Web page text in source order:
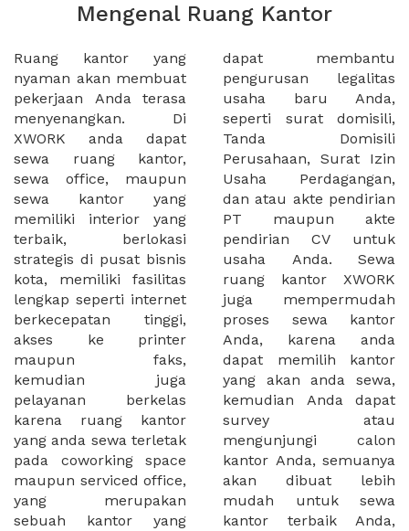
Mengenal Ruang Kantor
Ruang kantor yang
nyaman akan membuat
pekerjaan Anda terasa
menyenangkan. Di
XWORK anda dapat
sewa ruang kantor,
sewa office, maupun
sewa kantor yang
memiliki interior yang
terbaik, berlokasi
strategis di pusat bisnis
kota, memiliki fasilitas
lengkap seperti internet
berkecepatan tinggi,
akses ke printer
maupun faks,
kemudian juga
pelayanan berkelas
karena ruang kantor
yang anda sewa terletak
pada coworking space
maupun serviced office,
yang merupakan
sebuah kantor yang
dapat membantu
pengurusan legalitas
usaha baru Anda,
seperti surat domisili,
Tanda Domisili
Perusahaan, Surat Izin
Usaha Perdagangan,
dan atau akte pendirian
PT maupun akte
pendirian CV untuk
usaha Anda. Sewa
ruang kantor XWORK
juga mempermudah
proses sewa kantor
Anda, karena anda
dapat memilih kantor
yang akan anda sewa,
kemudian Anda dapat
survey atau
mengunjungi calon
kantor Anda, semuanya
akan dibuat lebih
mudah untuk sewa
kantor terbaik Anda,